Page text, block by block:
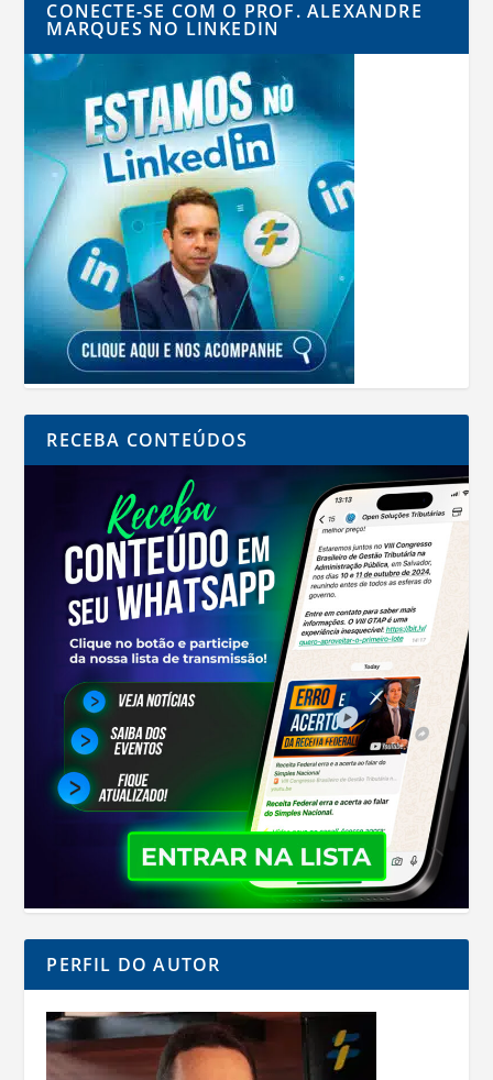
CONECTE-SE COM O PROF. ALEXANDRE
MARQUES NO LINKEDIN
RECEBA CONTEÚDOS
PERFIL DO AUTOR